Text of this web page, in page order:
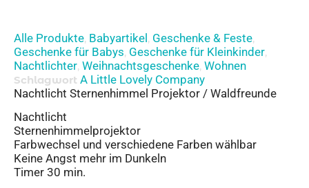
Alle Produkte, Babyartikel, Geschenke & Feste,
Geschenke für Babys, Geschenke für Kleinkinder,
Nachtlichter, Weihnachtsgeschenke, Wohnen
Schlagwort A Little Lovely Company
Nachtlicht Sternenhimmel Projektor / Waldfreunde
Nachtlicht
Sternenhimmelprojektor
Farbwechsel und verschiedene Farben wählbar
Keine Angst mehr im Dunkeln
Timer 30 min.